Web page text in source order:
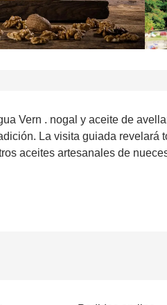
Vern . nogal y aceite de
La visita guiada revelará
aceites artesanales de